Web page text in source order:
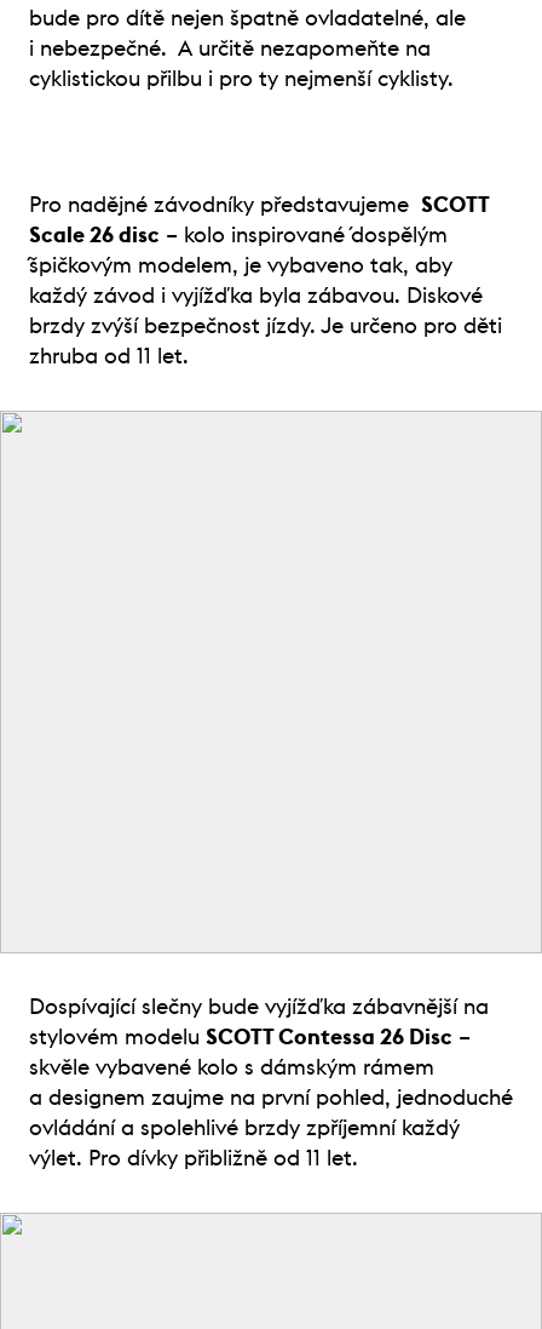
bude pro dítě nejen špatně ovladatelné, ale
i nebezpečné. A určitě nezapomeňte na
cyklistickou přilbu i pro ty nejmenší cyklisty.
Pro nadějné závodníky představujeme SCOTT
Scale 26 disc – kolo inspirované ´dospělým
´špičkovým modelem, je vybaveno tak, aby
každý závod i vyjížďka byla zábavou. Diskové
brzdy zvýší bezpečnost jízdy. Je určeno pro děti
zhruba od 11 let.
Dospívající slečny bude vyjížďka zábavnější na
stylovém modelu SCOTT Contessa 26 Disc –
skvěle vybavené kolo s dámským rámem
a designem zaujme na první pohled, jednoduché
ovládání a spolehlivé brzdy zpříjemní každý
výlet. Pro dívky přibližně od 11 let.